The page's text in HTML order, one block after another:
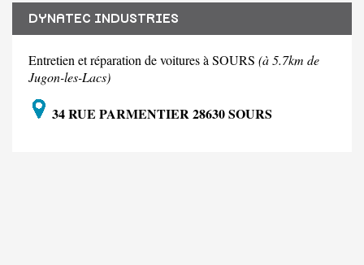
DYNATEC INDUSTRIES
Entretien et réparation de voitures à SOURS (à 5.7km de
Jugon-les-Lacs)
34 RUE PARMENTIER 28630 SOURS